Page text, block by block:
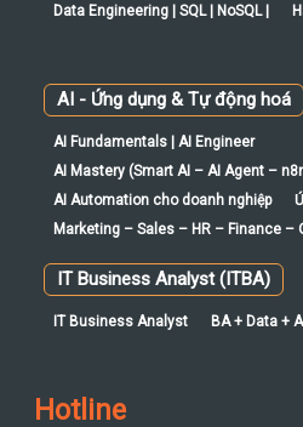
Data Engineering | SQL | NoSQL |
AI - Ứng dụng & Tự động hoá
AI Fundamentals | AI Engineer
AI Mastery (Smart AI – AI Agent –
AI Automation cho doanh nghiệp
Marketing – Sales – HR – Finance –
IT Business Analyst (ITBA)
IT Business Analyst BA + Data +
Hotline